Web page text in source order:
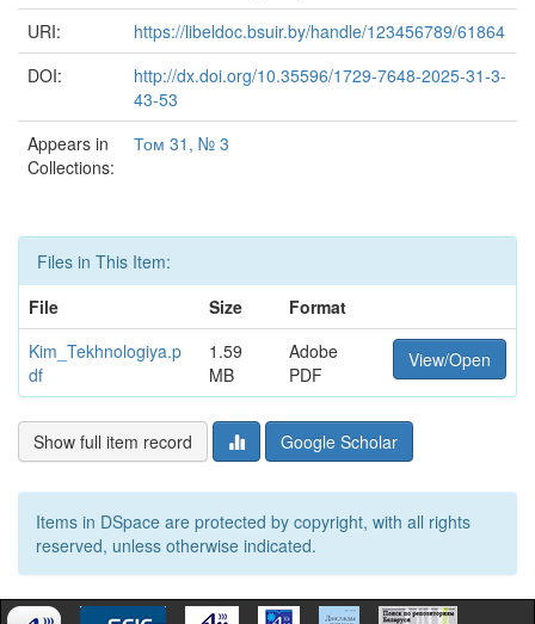
URI:
https://libeldoc.bsuir.by/handle/123456789/61864
DOI:
http://dx.doi.org/10.35596/1729-7648-2025-31-3-
43-53
Appears in
Collections:
Том 31, № 3
Files in This Item:
File
Size
Format
Kim_Tekhnologiya.p
df
1.59
MB
Adobe
PDF
View/Open
Show full item record Google Scholar
Items in DSpace are protected by copyright, with all rights
reserved, unless otherwise indicated.